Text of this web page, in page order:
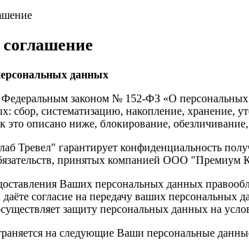
данных
Федеральным законом № 152-ФЗ «О
сбор, систематизацию, накопление, хранение,
это описано ниже, блокирование,
гарантирует конфиденциальность
принятых компанией ООО "Премиум
Ваших персональных данных
согласие на передачу ваших
защиту персональных данных на
на следующие Ваши персональные